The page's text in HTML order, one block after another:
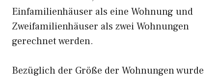
Einfamilienhäuser als eine Wohnung und
Zweifamilienhäuser als zwei Wohnungen
gerechnet werden.
Bezüglich der Größe der Wohnungen wurde